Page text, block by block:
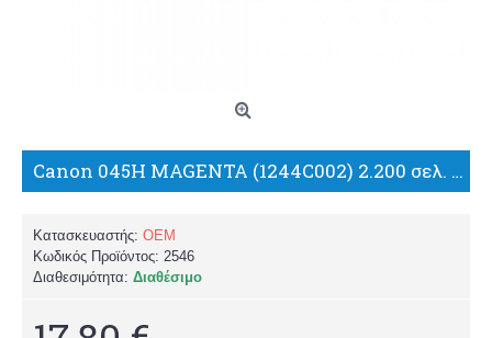
Canon 045H MAGENTA (1244C002) 2.200 σελ. MF631/MF632/MF633/MF634/MF635/LBP611/LBP612/LBP613 ΣΥΜΒΑΤΟ TONER/PK
Κατασκευαστής: OEM
Κωδικός Προϊόντος: 2546
Διαθεσιμότητα: Διαθέσιμο